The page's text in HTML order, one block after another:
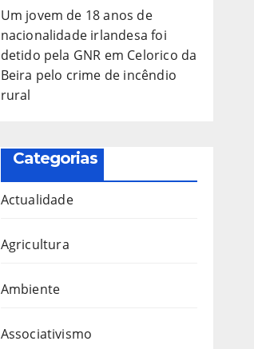
Um jovem de 18 anos de
nacionalidade irlandesa foi
detido pela GNR em Celorico da
Beira pelo crime de incêndio
rural
Categorias
Actualidade
Agricultura
Ambiente
Associativismo